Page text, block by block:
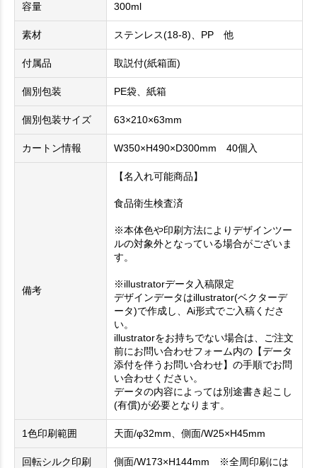
容量 300ml
素材 ステンレス(18-8)、PP 他
付属品 取説付(紙箱面)
個別包装 PE袋、紙箱
個別包装サイズ 63×210×63mm
カートン情報 W350×H490×D300mm 40個入
備考
【名入れ可能商品】
食品衛生検査済
※本体色や印刷方法によりデザインツー
ルの対象外となっている場合がございま
す。
※illustratorデータ入稿限定
デザインデータはillustrator(ベクターデ
ータ)で作成し、Ai形式でご入稿くださ
い。
illustratorをお持ちでない場合は、ご注文
前にお問い合わせフォーム内の【データ
添付を伴うお問い合わせ】の手順でお問
い合わせください。
データの内容によっては別途書き起こし
(有償)が必要となります。
1色印刷範囲 天面/φ32mm、側面/W25×H45mm
回転シルク印刷
側面/W173×H144mm ※全周印刷には